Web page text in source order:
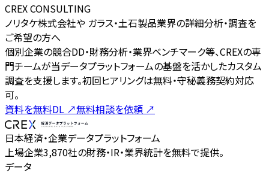
CREX CONSULTING
ノリタケ株式会社や ガラス・土石製品業界の詳細分析・調査を
ご希望の方へ
個別企業の競合DD・財務分析・業界ベンチマーク等、CREXの専
門チームが当データプラットフォームの基盤を活かしたカスタム
調査を支援します。初回ヒアリングは無料・守秘義務契約対応
可。
資料を無料DL ↗無料相談を依頼 ↗
日本経済・企業データプラットフォーム
上場企業3,870社の財務・IR・業界統計を無料で提供。
データ